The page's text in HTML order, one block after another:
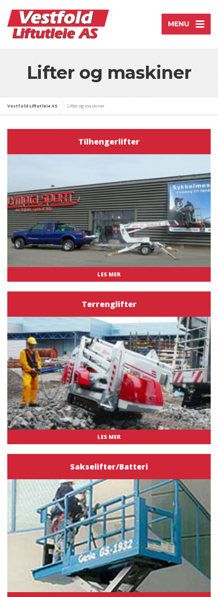
MENU
Lifter og maskiner
Vestfold Liftutleie AS Lifter og maskiner
Tilhengerlifter
LES MER
Terrenglifter
LES MER
Sakselifter/Batteri